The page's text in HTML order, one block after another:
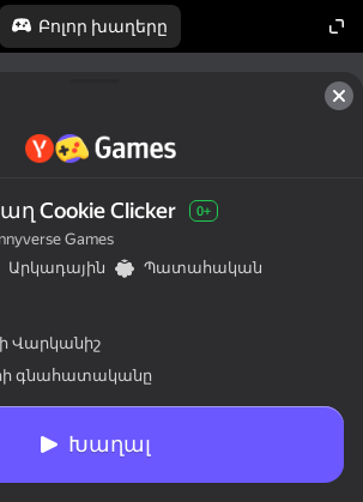
Բոլոր խաղերը
Cookie Clicker 0+
Games
Արկադային
Պատահական
Վարկանիշ
գնահատականը
Խաղալ